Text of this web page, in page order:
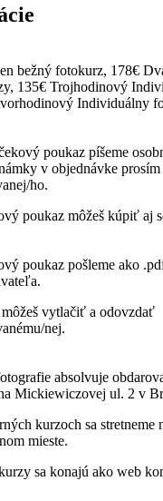
bežný fotokurz, 178€
135€ Trojhodinový
Individuálny
poukaz píšeme
v objednávke prosím
ho.
poukaz môžeš kúpiť aj
poukaz pošleme ako
môžeš vytlačiť a odovzdať
nej.
absolvuje
Mickiewiczovej ul. 2 v
kurzoch sa stretneme
mieste.
sa konajú ako web